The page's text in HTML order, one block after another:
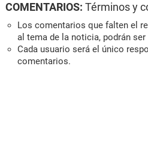
COMENTARIOS: Términos y
Los comentarios que falten el
al tema de la noticia, podrán
Cada usuario será el único
comentarios.